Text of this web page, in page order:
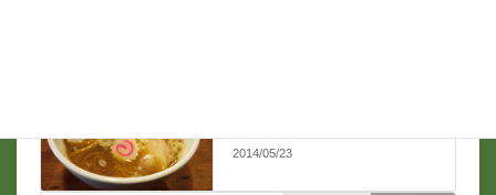
2014/05/23